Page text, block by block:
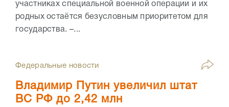
участниках специальной военной операции и их
родных остаётся безусловным приоритетом для
государства. –...
Федеральные новости
Владимир Путин увеличил штат
ВС РФ до 2,42 млн